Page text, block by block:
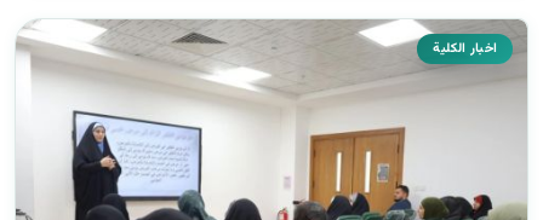
اخبار الكلية